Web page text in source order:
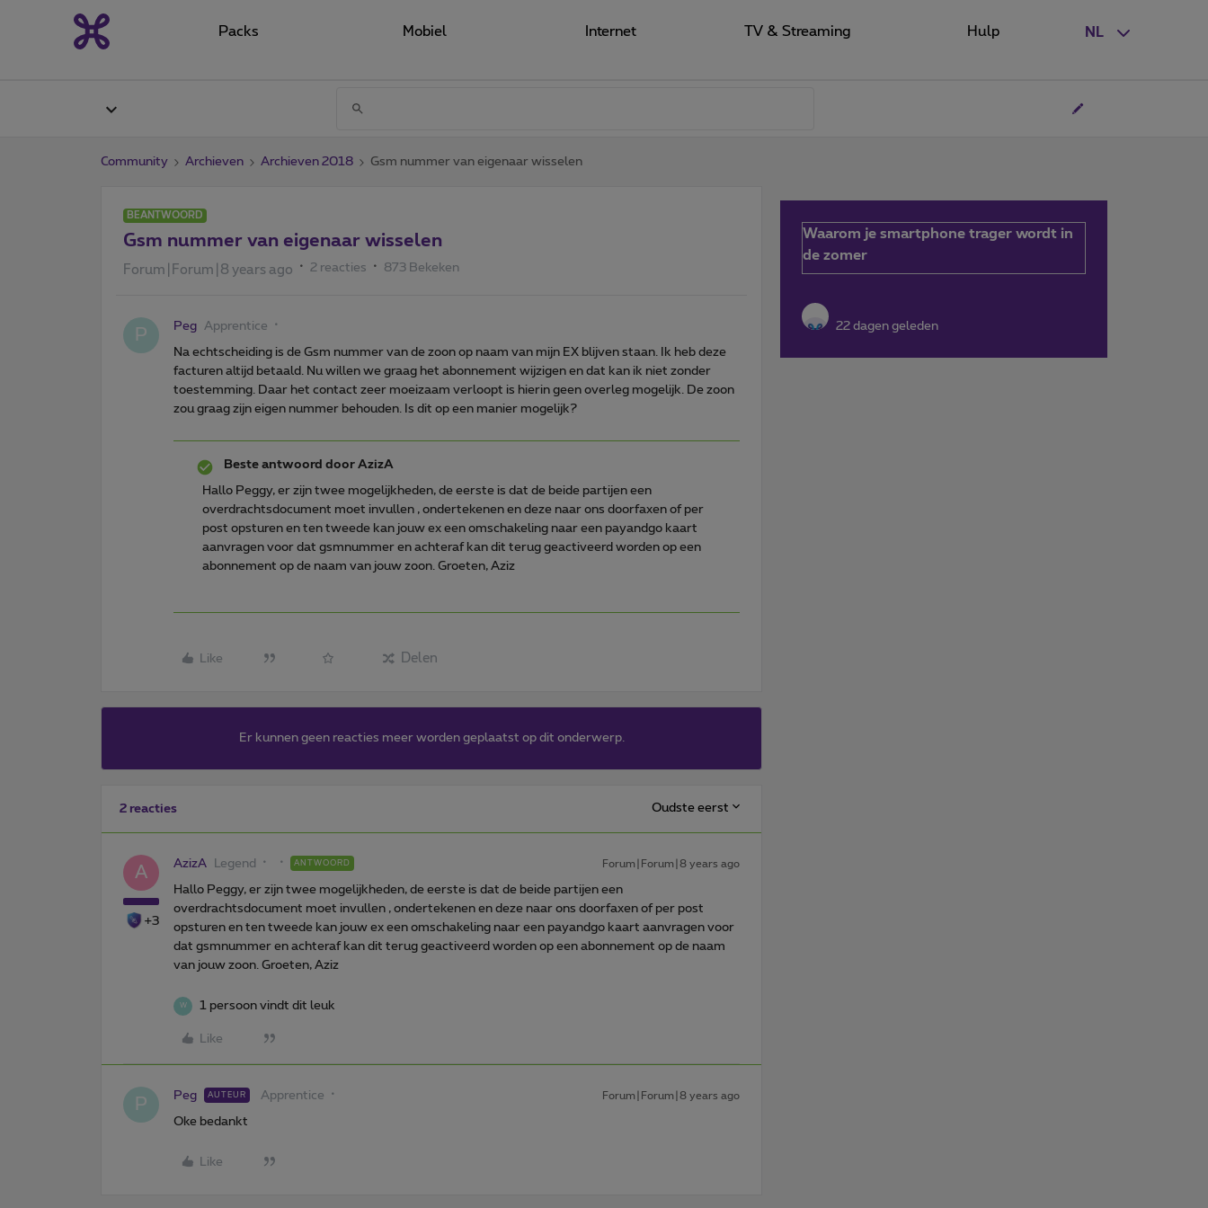
NL
Packs Mobiel Internet TV & Streaming Hulp
Community Archieven Archieven 2018 Gsm nummer van eigenaar wisselen
BEANTWOORD
Gsm nummer van eigenaar wisselen
Forum|Forum|8 years ago 2 reacties 873 Bekeken
P Peg Apprentice
Na echtscheiding is de Gsm nummer van de zoon op naam van mijn EX blijven staan. Ik heb deze
facturen altijd betaald. Nu willen we graag het abonnement wijzigen en dat kan ik niet zonder
toestemming. Daar het contact zeer moeizaam verloopt is hierin geen overleg mogelijk. De zoon
zou graag zijn eigen nummer behouden. Is dit op een manier mogelijk?
Beste antwoord door AzizA
Hallo Peggy, er zijn twee mogelijkheden, de eerste is dat de beide partijen een
overdrachtsdocument moet invullen , ondertekenen en deze naar ons doorfaxen of per
post opsturen en ten tweede kan jouw ex een omschakeling naar een payandgo kaart
aanvragen voor dat gsmnummer en achteraf kan dit terug geactiveerd worden op een
abonnement op de naam van jouw zoon. Groeten, Aziz
Like Delen
Er kunnen geen reacties meer worden geplaatst op dit onderwerp.
2 reacties Oudste eerst
A
+3
AzizA Legend ANTWOORD Forum|Forum|8 years ago
Hallo Peggy, er zijn twee mogelijkheden, de eerste is dat de beide partijen een
overdrachtsdocument moet invullen , ondertekenen en deze naar ons doorfaxen of per post
opsturen en ten tweede kan jouw ex een omschakeling naar een payandgo kaart aanvragen voor
dat gsmnummer en achteraf kan dit terug geactiveerd worden op een abonnement op de naam
van jouw zoon. Groeten, Aziz
W 1 persoon vindt dit leuk
Like
P Peg AUTEUR Apprentice Forum|Forum|8 years ago
Oke bedankt
Like
Waarom je smartphone trager wordt in
de zomer
22 dagen geleden